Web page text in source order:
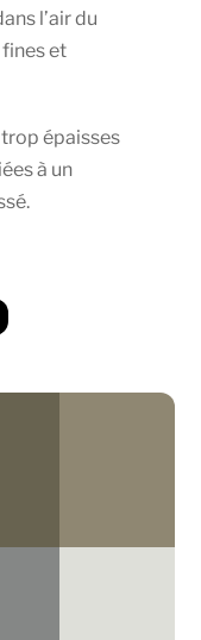
l’air du
et
épaisses
à un